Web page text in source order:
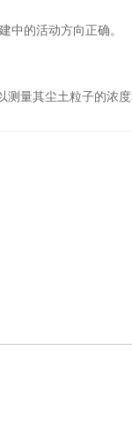
中的活动方向正确。
量其尘土粒子的浓